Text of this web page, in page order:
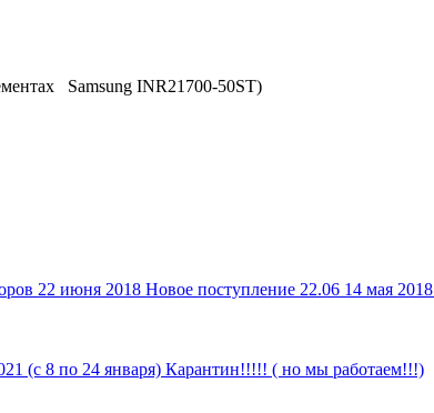
Samsung INR21700-50ST)
22 июня 2018 Новое поступление 22.06 14 мая 2018
(с 8 по 24 января) Карантин!!!!! ( но мы работаем!!!)